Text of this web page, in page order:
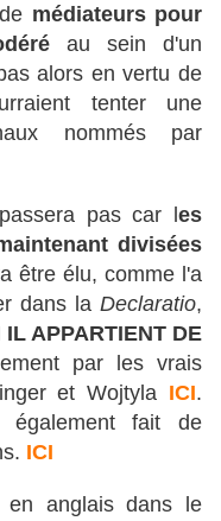
médiateurs pour
au sein d'un
alors en vertu de
tenter une
nommés par
pas car l es
divisées
être élu, comme l'a
dans la Declaratio,
APPARTIENT DE
par les vrais
et Wojtyla ICI.
fait de
ICI
anglais dans le